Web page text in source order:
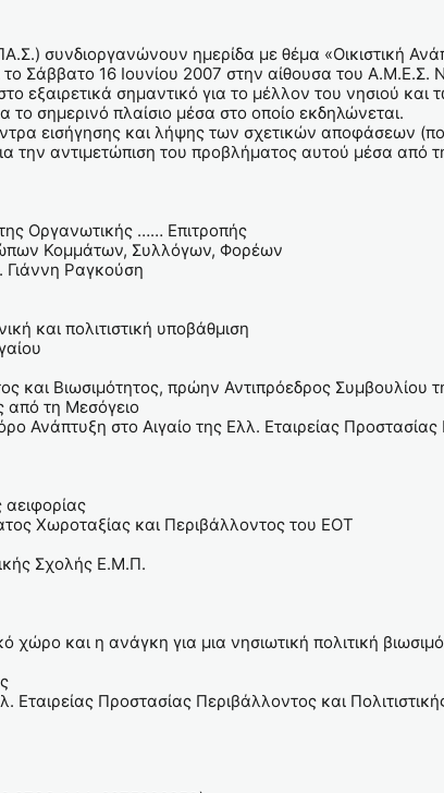
συνδιοργανώνουν ημερίδα με θέμα «Οικιστική
Σάββατο 16 Ιουνίου 2007 στην αίθουσα του
εξαιρετικά σημαντικό για το μέλλον του νησιού
σημερινό πλαίσιο μέσα στο οποίο εκδηλώνεται.
εισήγησης και λήψης των σχετικών αποφάσεων
την αντιμετώπιση του προβλήματος αυτού μέσα από
Οργανωτικής …… Επιτροπής
Κομμάτων, Συλλόγων, Φορέων
Γιάννη Ραγκούση
και πολιτιστική υποβάθμιση
και Βιωσιμότητος, πρώην Αντιπρόεδρος Συμβουλίου
από τη Μεσόγειο
Ανάπτυξη στο Αιγαίο της Ελλ. Εταιρείας Προστασίας
Χωροταξίας και Περιβάλλοντος του ΕΟΤ
Σχολής Ε.Μ.Π.
και η ανάγκη για μια νησιωτική πολιτική
Προστασίας Περιβάλλοντος και